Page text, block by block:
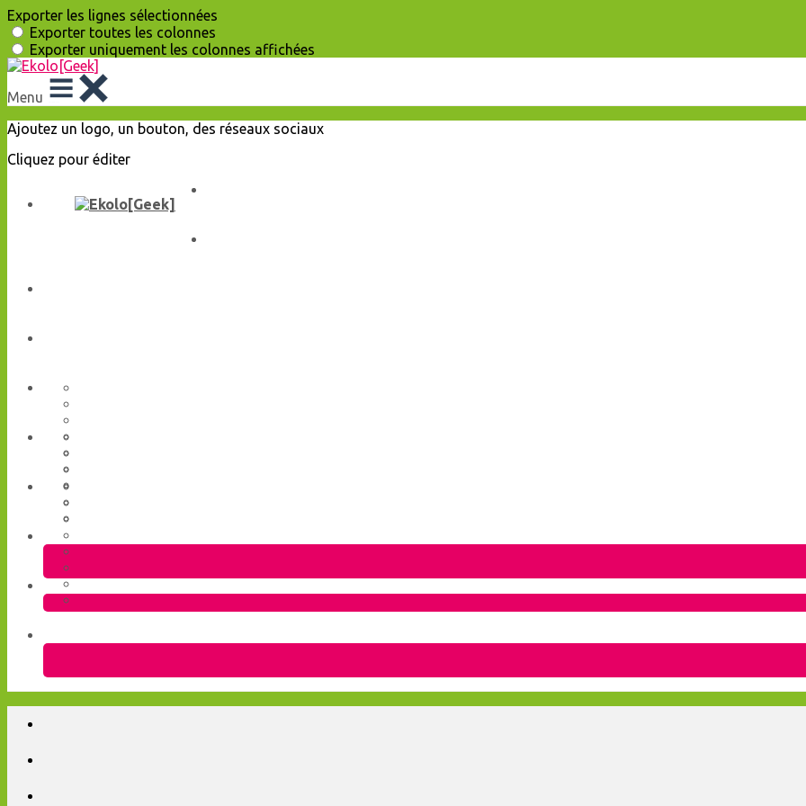
Exporter les lignes sélectionnées
Exporter toutes les colonnes
Exporter uniquement les colonnes affichées
Menu
Ajoutez un logo, un bouton, des réseaux sociaux
Cliquez pour éditer